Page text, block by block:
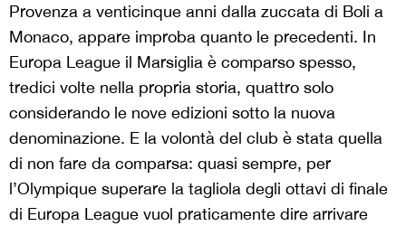
Provenza a venticinque anni dalla zuccata di Boli a
Monaco, appare improba quanto le precedenti. In
Europa League il Marsiglia è comparso spesso,
tredici volte nella propria storia, quattro solo
considerando le nove edizioni sotto la nuova
denominazione. E la volontà del club è stata quella
di non fare da comparsa: quasi sempre, per
l’Olympique superare la tagliola degli ottavi di finale
di Europa League vuol praticamente dire arrivare